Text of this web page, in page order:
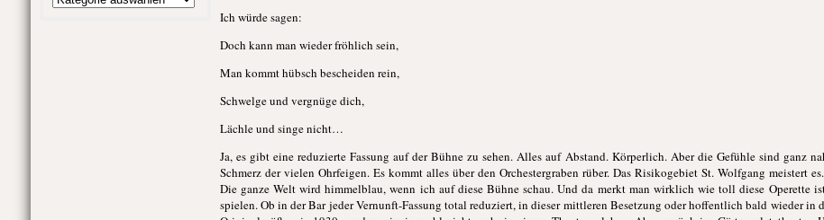
Ich würde sagen:
Doch kann man wieder fröhlich sein,
Man kommt hübsch bescheiden rein,
Schwelge und vergnüge dich,
Lächle und singe nicht…
Ja, es gibt eine reduzierte Fassung auf der Bühne zu sehen. Alles auf Abstand. Körperlich. Aber die Gefühle sind ganz
Schmerz der vielen Ohrfeigen. Es kommt alles über den Orchestergraben rüber. Das Risikogebiet St. Wolfgang meistert
Die ganze Welt wird himmelblau, wenn ich auf diese Bühne schau. Und da merkt man wirklich wie toll diese Operette
spielen. Ob in der Bar jeder Vernunft-Fassung total reduziert, in dieser mittleren Besetzung oder hoffentlich bald wieder in